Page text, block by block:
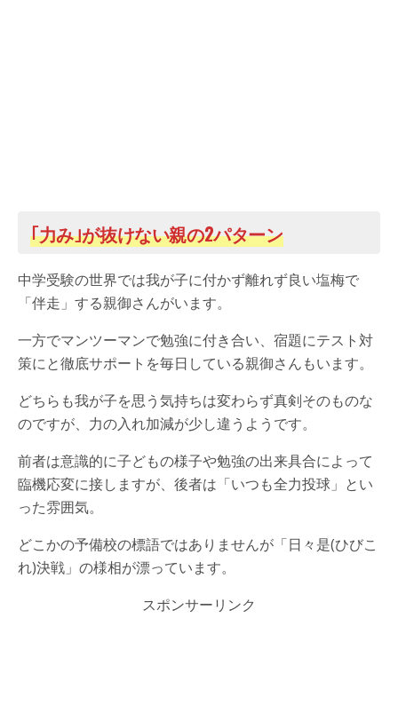
｢力み｣が抜けない親の2パターン
中学受験の世界では我が子に付かず離れず良い塩梅で
「伴走」する親御さんがいます。
一方でマンツーマンで勉強に付き合い、宿題にテスト対
策にと徹底サポートを毎日している親御さんもいます。
どちらも我が子を思う気持ちは変わらず真剣そのものな
のですが、力の入れ加減が少し違うようです。
前者は意識的に子どもの様子や勉強の出来具合によって
臨機応変に接しますが、後者は「いつも全力投球」とい
った雰囲気。
どこかの予備校の標語ではありませんが「日々是(ひびこ
れ)決戦」の様相が漂っています。
スポンサーリンク